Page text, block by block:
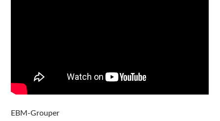
EBM-Grouper